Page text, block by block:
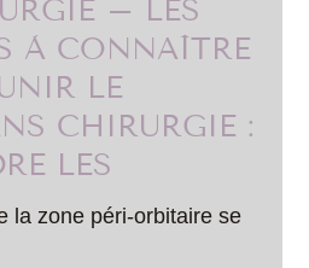
– LES
À CONNAÎTRE
LE
CHIRURGIE :
LES
la zone péri-orbitaire se